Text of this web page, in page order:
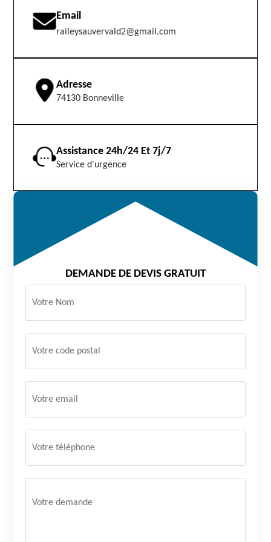
Email
raileysauvervald2@gmail.com
Adresse
74130 Bonneville
Assistance 24h/24 Et 7j/7
Service d'urgence
DEMANDE DE DEVIS GRATUIT